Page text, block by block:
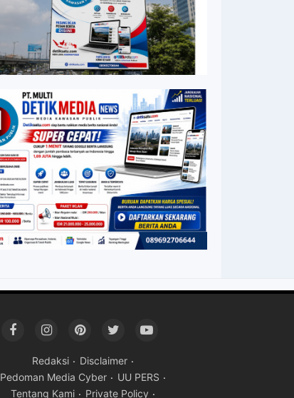
Redaksi
Disclaimer
Pedoman Media Cyber
UU PERS
Tentang Kami
Private Policy